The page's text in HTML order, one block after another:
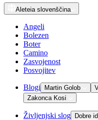
Aleteia slovenščina
Angeli
Bolezen
Boter
Camino
Zasvojenost
Posvojitev
Blogi Martin Golob
Zakonca Kosi
Življenjski slog Dobre